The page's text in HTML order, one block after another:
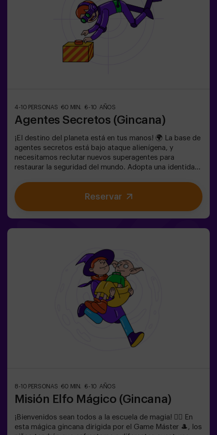
4-10 PERSONAS 60 MIN. 6-10 AÑOS
Agentes Secretos (Gincana)
¡El destino del planeta está en tus manos! 🌍 La base de
agentes secretos está bajo ataque alienígena, y
necesitamos reclutar nuevos superagentes para
restaurar la seguridad del mundo. Adopta una identidad
equipo excepcional, preparado para enfrentar cualquier
amenaza. 💪 ¡Cada segundo cuenta! ¿Te atreves a
aceptar la misión? 🎯 El juego está diseñado
un entrenamiento de super agentes. Incluye juego de
Lasers. El juego se juega en oscuridad con luces led.
Las gincanas son una serie de juegos físicos en equipo
coordinadas por un monitor.
Reservar
8-10 PERSONAS 60 MIN. 6-10 AÑOS
Misión Elfo Mágico (Gincana)
¡Bienvenidos sean todos a la escuela de magia! 🧙‍♀️ En
esta mágica gincana dirigida por el Game Máster 🎩, los